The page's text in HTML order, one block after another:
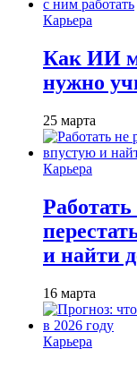
Карьера
Как ИИ
нужно
25 марта
Карьера
и найти
16 марта
Карьера